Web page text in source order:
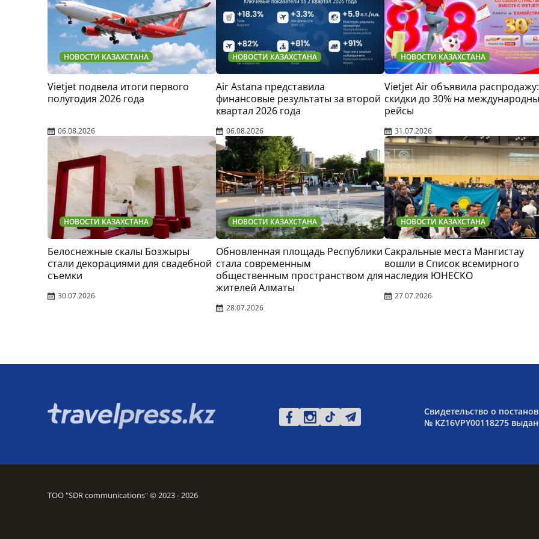
НОВОСТИ КАЗАХСТАНА
Vietjet подвела итоги первого
полугодия 2026 года
06.08.2026
НОВОСТИ КАЗАХСТАНА
Air Astana представила
финансовые результаты за второй
квартал 2026 года
06.08.2026
НОВОСТИ КАЗАХСТАНА
Vietjet Air объявила распродажу:
скидки до 30% на
рейсы
31.07.2026
НОВОСТИ КАЗАХСТАНА
Белоснежные скалы Бозжыры
стали декорациями для свадебной
съемки
30.07.2026
НОВОСТИ КАЗАХСТАНА
Обновленная площадь Республики
стала современным
общественным пространством для
жителей Алматы
28.07.2026
НОВОСТИ КАЗАХСТАНА
Сакральные места Мангистау
вошли в Список всемирного
наследия ЮНЕСКО
27.07.2026
Свидетельство о
№ KZ16VPY00118275
ТОО "SDR communications" © 2023 - 2026